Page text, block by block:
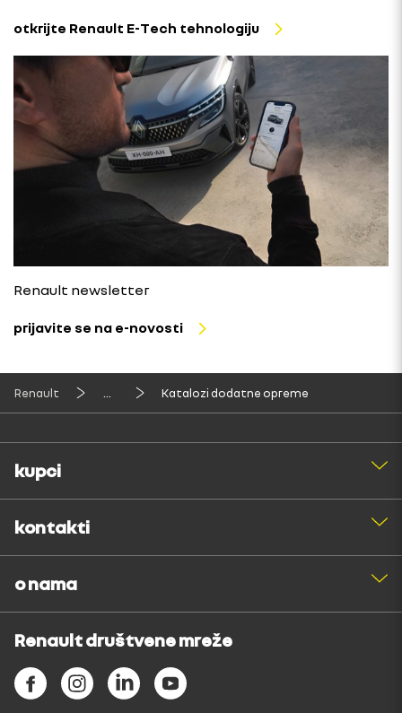
otkrijte Renault E-Tech tehnologiju
Renault newsletter
prijavite se na e-novosti